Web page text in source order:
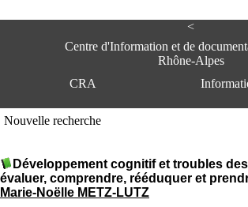
<
Centre d'Information et de
Rhône-Alpes
CRA
Centre
Nouvelle recherche
Développement cognitif et troubles
évaluer, comprendre, rééduquer et
Marie-Noëlle METZ-LUTZ
e
f
o
r